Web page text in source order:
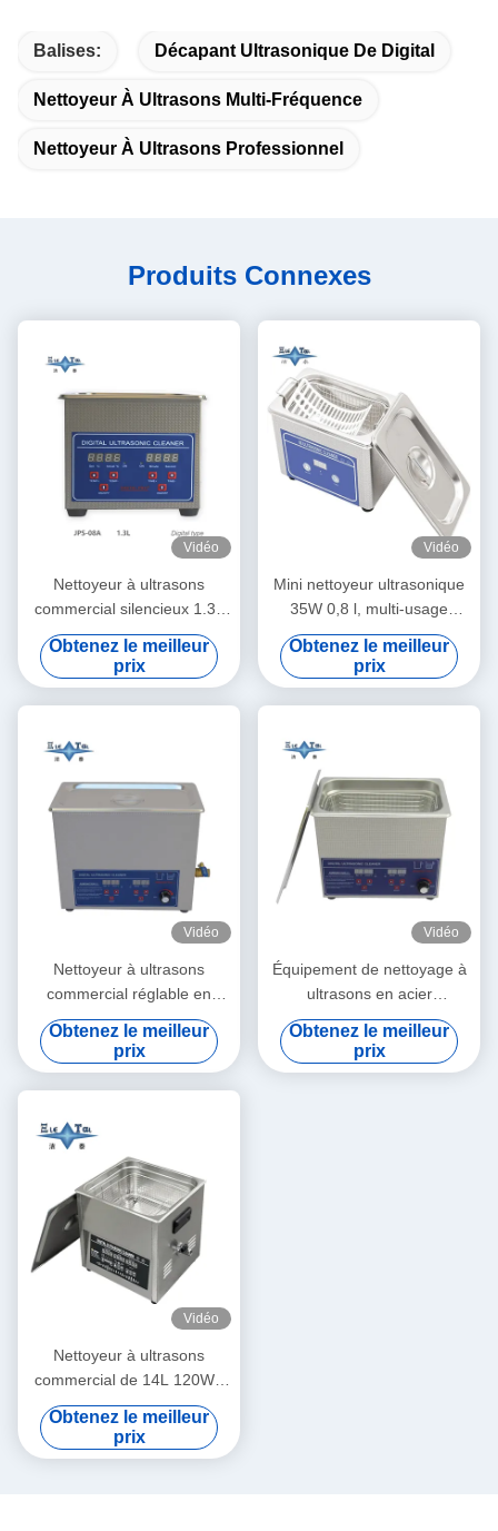
Balises: Décapant Ultrasonique De Digital
Nettoyeur À Ultrasons Multi-Fréquence
Nettoyeur À Ultrasons Professionnel
Produits Connexes
Vidéo
Nettoyeur à ultrasons
commercial silencieux 1.3L
Machine de nettoyage à
ultrasons numérique 60W
avec chronométrage multi-
engrenages
Obtenez le meilleur
prix
Vidéo
Mini nettoyeur ultrasonique
35W 0,8 l, multi-usage
domestique, nettoyage en
profondeur, bijoux, lunettes,
montres, rasoir, prothèses
dentaires
Obtenez le meilleur
prix
Vidéo
Nettoyeur à ultrasons
commercial réglable en
puissance 6L Nettoyeurs à
ultrasons numériques 70W -
180W
Obtenez le meilleur
prix
Vidéo
Équipement de nettoyage à
ultrasons en acier
inoxydable 3 l
Obtenez le meilleur
prix
Vidéo
Nettoyeur à ultrasons
commercial de 14L 120W -
300W Nettoyeur à ultrasons
intelligent
Obtenez le meilleur
prix